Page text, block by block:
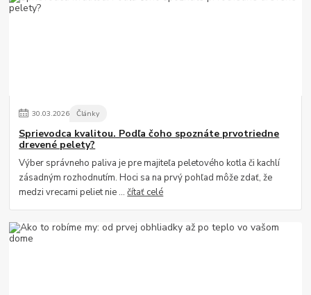
30.03.2026 Články
Sprievodca kvalitou. Podľa čoho spoznáte prvotriedne
drevené pelety?
Výber správneho paliva je pre majiteľa peletového kotla či kachlí
zásadným rozhodnutím. Hoci sa na prvý pohľad môže zdať, že
medzi vrecami peliet nie ...čítať celé